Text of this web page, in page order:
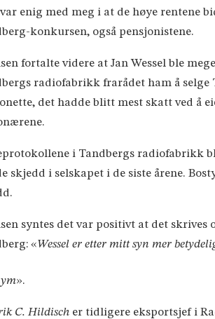
enig med meg i at de høye rentene
konkursen, også pensjonistene.
fortalte videre at Jan Wessel ble
radiofabrikk frarådet ham å selge
det hadde blitt mest skatt ved å
i Tandbergs radiofabrikk
skjedd i selskapet i de siste årene.
syntes det var positivt at det skrives
«Wessel er etter mitt syn mer
».
C. Hildisch er tidligere eksportsjef i